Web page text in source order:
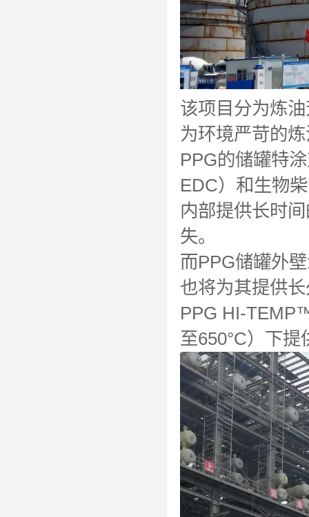
该项目分为炼
为环境严苛的
PPG的储罐特
EDC）和生物
内部提供长时
失。
而PPG储罐外
也将为其提供
PPG HI-
至650°C）下